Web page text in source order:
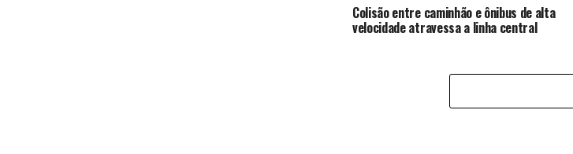
Colisão entre caminhão e ônibus de alta
velocidade atravessa a linha central